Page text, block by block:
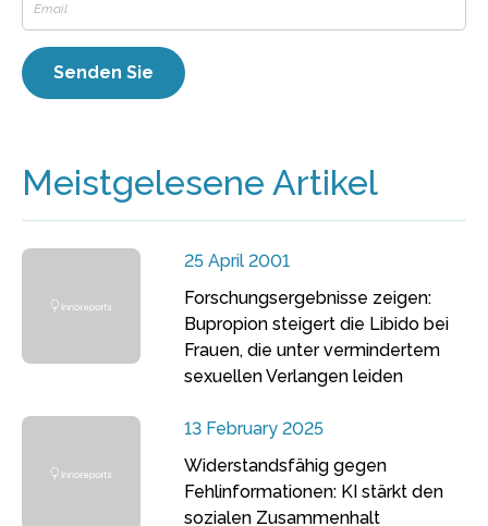
Meistgelesene Artikel
25 April 2001
Forschungsergebnisse zeigen:
Bupropion steigert die Libido bei
Frauen, die unter vermindertem
sexuellen Verlangen leiden
13 February 2025
Widerstandsfähig gegen
Fehlinformationen: KI stärkt den
sozialen Zusammenhalt